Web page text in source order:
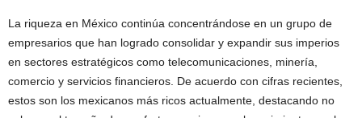
La riqueza en México continúa concentrándose en un grupo de
empresarios que han logrado consolidar y expandir sus imperios
en sectores estratégicos como telecomunicaciones, minería,
comercio y servicios financieros. De acuerdo con cifras recientes,
estos son los mexicanos más ricos actualmente, destacando no